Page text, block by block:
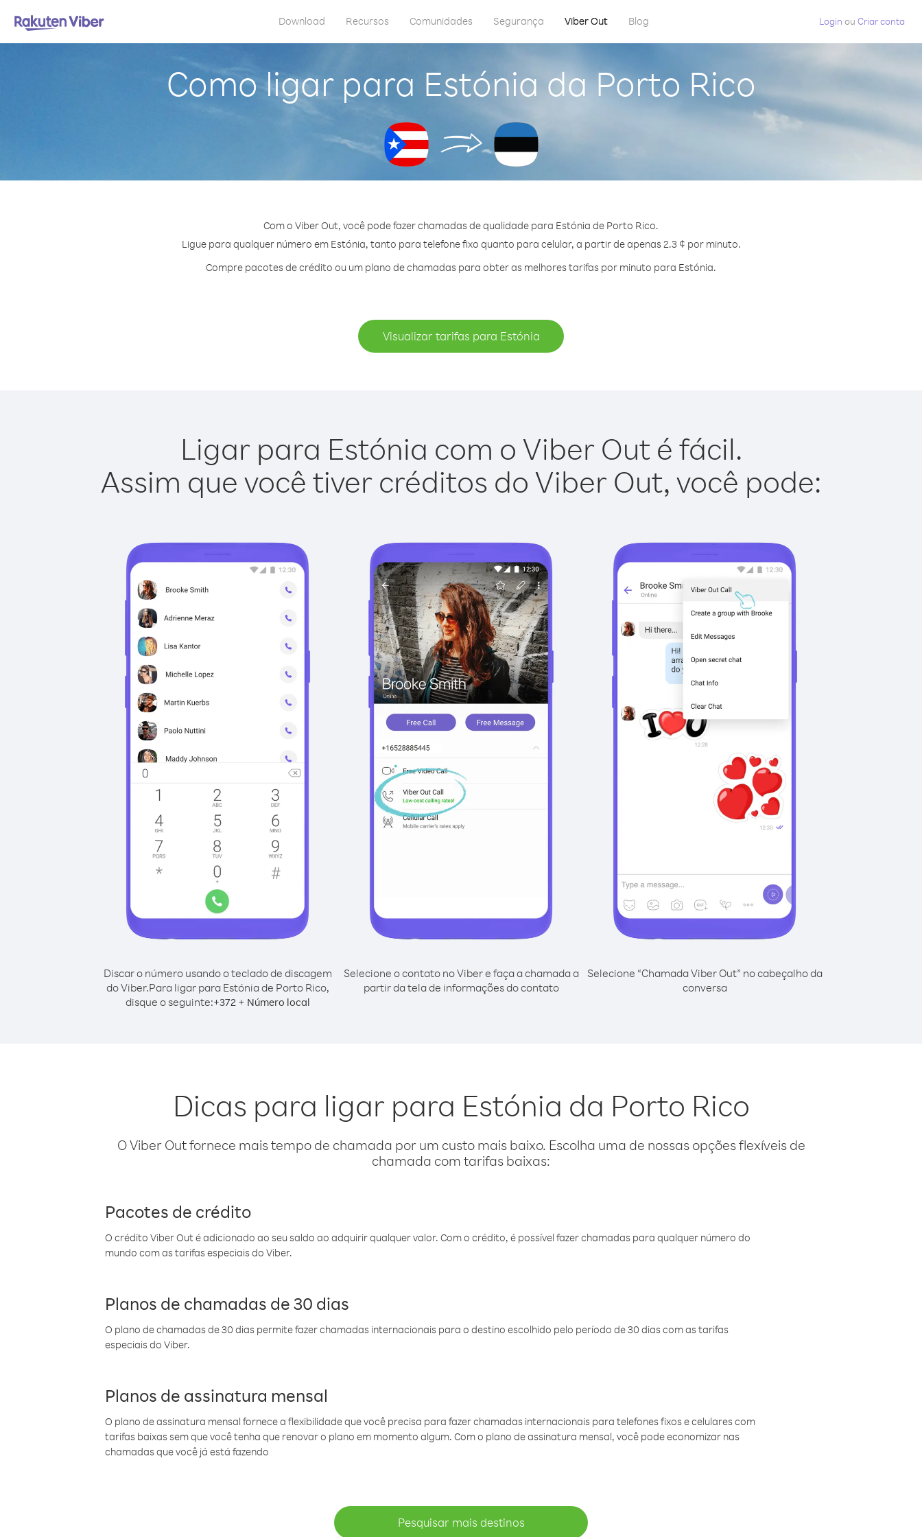
Download Recursos Comunidades Segurança Viber Out Blog Login ou Criar conta
Como ligar para Estónia da Porto Rico
Com o Viber Out, você pode fazer chamadas de qualidade para Estónia de Porto Rico.
Ligue para qualquer número em Estónia, tanto para telefone fixo quanto para celular, a partir de apenas 2.3 ¢ por minuto.
Compre pacotes de crédito ou um plano de chamadas para obter as melhores tarifas por minuto para Estónia.
Visualizar tarifas para Estónia
Ligar para Estónia com o Viber Out é fácil.
Assim que você tiver créditos do Viber Out, você pode:
Discar o número usando o teclado de discagem
do Viber.Para ligar para Estónia de Porto Rico,
disque o seguinte:+372+ Número local
Selecione o contato no Viber e faça a chamada a
partir da tela de informações do contato
Selecione “Chamada Viber Out” no cabeçalho da
conversa
Dicas para ligar para Estónia da Porto Rico
O Viber Out fornece mais tempo de chamada por um custo mais baixo. Escolha uma de nossas opções flexíveis de
chamada com tarifas baixas:
Pacotes de crédito
O crédito Viber Out é adicionado ao seu saldo ao adquirir qualquer valor. Com o crédito, é possível fazer chamadas para qualquer número do
mundo com as tarifas especiais do Viber.
Planos de chamadas de 30 dias
O plano de chamadas de 30 dias permite fazer chamadas internacionais para o destino escolhido pelo período de 30 dias com as tarifas
especiais do Viber.
Planos de assinatura mensal
O plano de assinatura mensal fornece a flexibilidade que você precisa para fazer chamadas internacionais para telefones fixos e celulares com
tarifas baixas sem que você tenha que renovar o plano em momento algum. Com o plano de assinatura mensal, você pode economizar nas
chamadas que você já está fazendo
Pesquisar mais destinos